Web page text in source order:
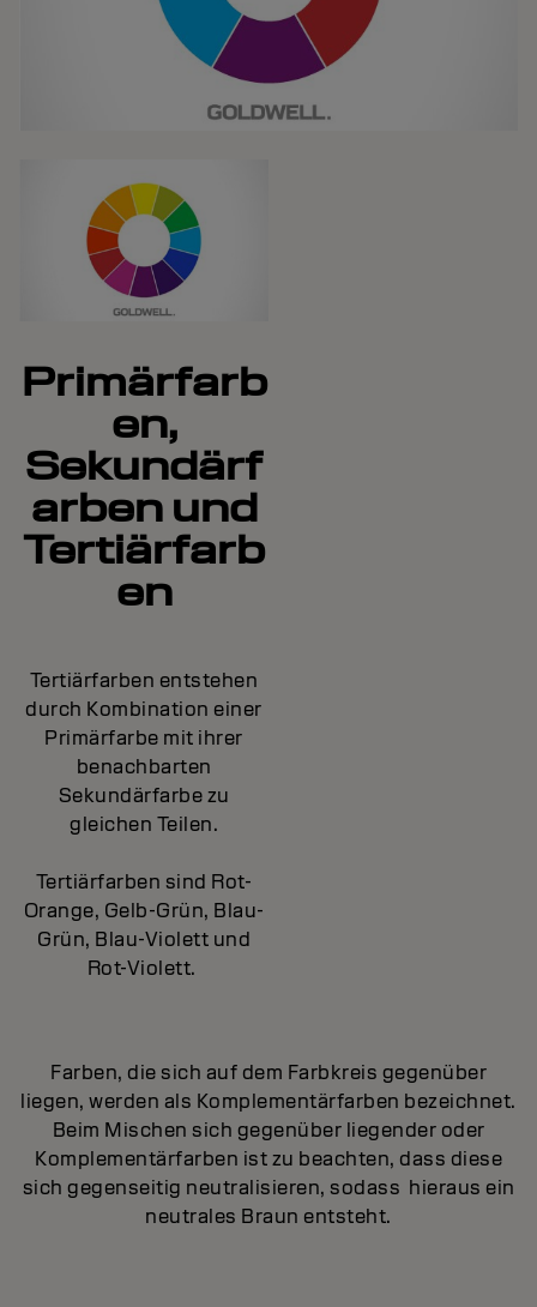
Primärfarb
en,
Sekundärf
arben und
Tertiärfarb
en
Tertiärfarben entstehen
durch Kombination einer
Primärfarbe mit ihrer
benachbarten
Sekundärfarbe zu
gleichen Teilen.
Tertiärfarben sind Rot-
Orange, Gelb-Grün, Blau-
Grün, Blau-Violett und
Rot-Violett.
Farben, die sich auf dem Farbkreis gegenüber
liegen, werden als Komplementärfarben bezeichnet.
Beim Mischen sich gegenüber liegender oder
Komplementärfarben ist zu beachten, dass diese
sich gegenseitig neutralisieren, sodass hieraus ein
neutrales Braun entsteht.